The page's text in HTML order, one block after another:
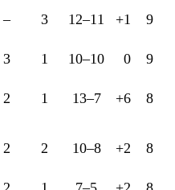
– 3 12–11 +1 9
3 1 10–10 0
9
2 1 13–7 +6 8
2 2 10–8 +2 8